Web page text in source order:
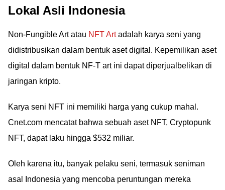
Lokal Asli Indonesia
Non-Fungible Art atau NFT Artadalah karya seni yang
didistribusikan dalam bentuk aset digital. Kepemilikan aset
digital dalam bentuk NF-T art ini dapat diperjualbelikan di
jaringan kripto.
Karya seni NFT ini memiliki harga yang cukup mahal.
Cnet.com mencatat bahwa sebuah aset NFT, Cryptopunk
NFT, dapat laku hingga $532 miliar.
Oleh karena itu, banyak pelaku seni, termasuk seniman
asal Indonesia yang mencoba peruntungan mereka